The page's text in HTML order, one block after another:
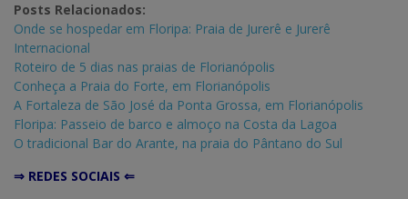
Posts Relacionados:
Onde se hospedar em Floripa: Praia de Jurerê e Jurerê
Internacional
Roteiro de 5 dias nas praias de Florianópolis
Conheça a Praia do Forte, em Florianópolis
A Fortaleza de São José da Ponta Grossa, em Florianópolis
Floripa: Passeio de barco e almoço na Costa da Lagoa
O tradicional Bar do Arante, na praia do Pântano do Sul
⇒ REDES SOCIAIS ⇐